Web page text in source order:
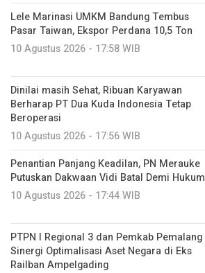
Lele Marinasi UMKM Bandung Tembus
Pasar Taiwan, Ekspor Perdana 10,5 Ton
10 Agustus 2026 - 17:58 WIB
Dinilai masih Sehat, Ribuan Karyawan
Berharap PT Dua Kuda Indonesia Tetap
Beroperasi
10 Agustus 2026 - 17:56 WIB
Penantian Panjang Keadilan, PN Merauke
Putuskan Dakwaan Vidi Batal Demi Hukum
10 Agustus 2026 - 17:44 WIB
PTPN I Regional 3 dan Pemkab Pemalang
Sinergi Optimalisasi Aset Negara di Eks
Railban Ampelgading